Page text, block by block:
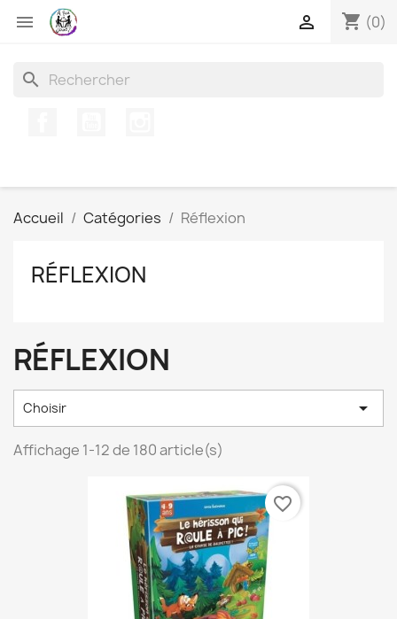
 shopping_cart (0)

search
Accueil Catégories Réflexion
RÉFLEXION
RÉFLEXION
Choisir 
Affichage 1-12 de 180 article(s)
favorite_border